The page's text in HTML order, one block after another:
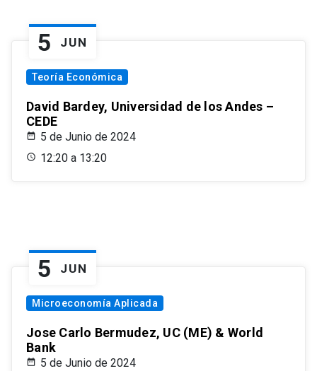
5 JUN
Teoría Económica
David Bardey, Universidad de los Andes –
CEDE
5 de Junio de 2024
12:20 a 13:20
5 JUN
Microeconomía Aplicada
Jose Carlo Bermudez, UC (ME) & World
Bank
5 de Junio de 2024